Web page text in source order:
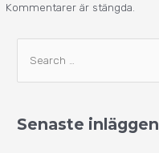
Kommentarer är stängda.
ö
e
Senaste inläggen